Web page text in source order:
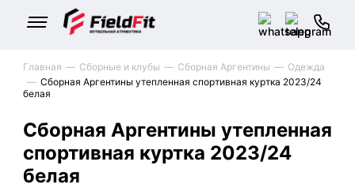
Главная Сборные и клубы Сборная Аргентины
Одежда
Сборная Аргентины утепленная спортивная куртка 2023/24
белая
Сборная Аргентины утепленная
спортивная куртка 2023/24
белая